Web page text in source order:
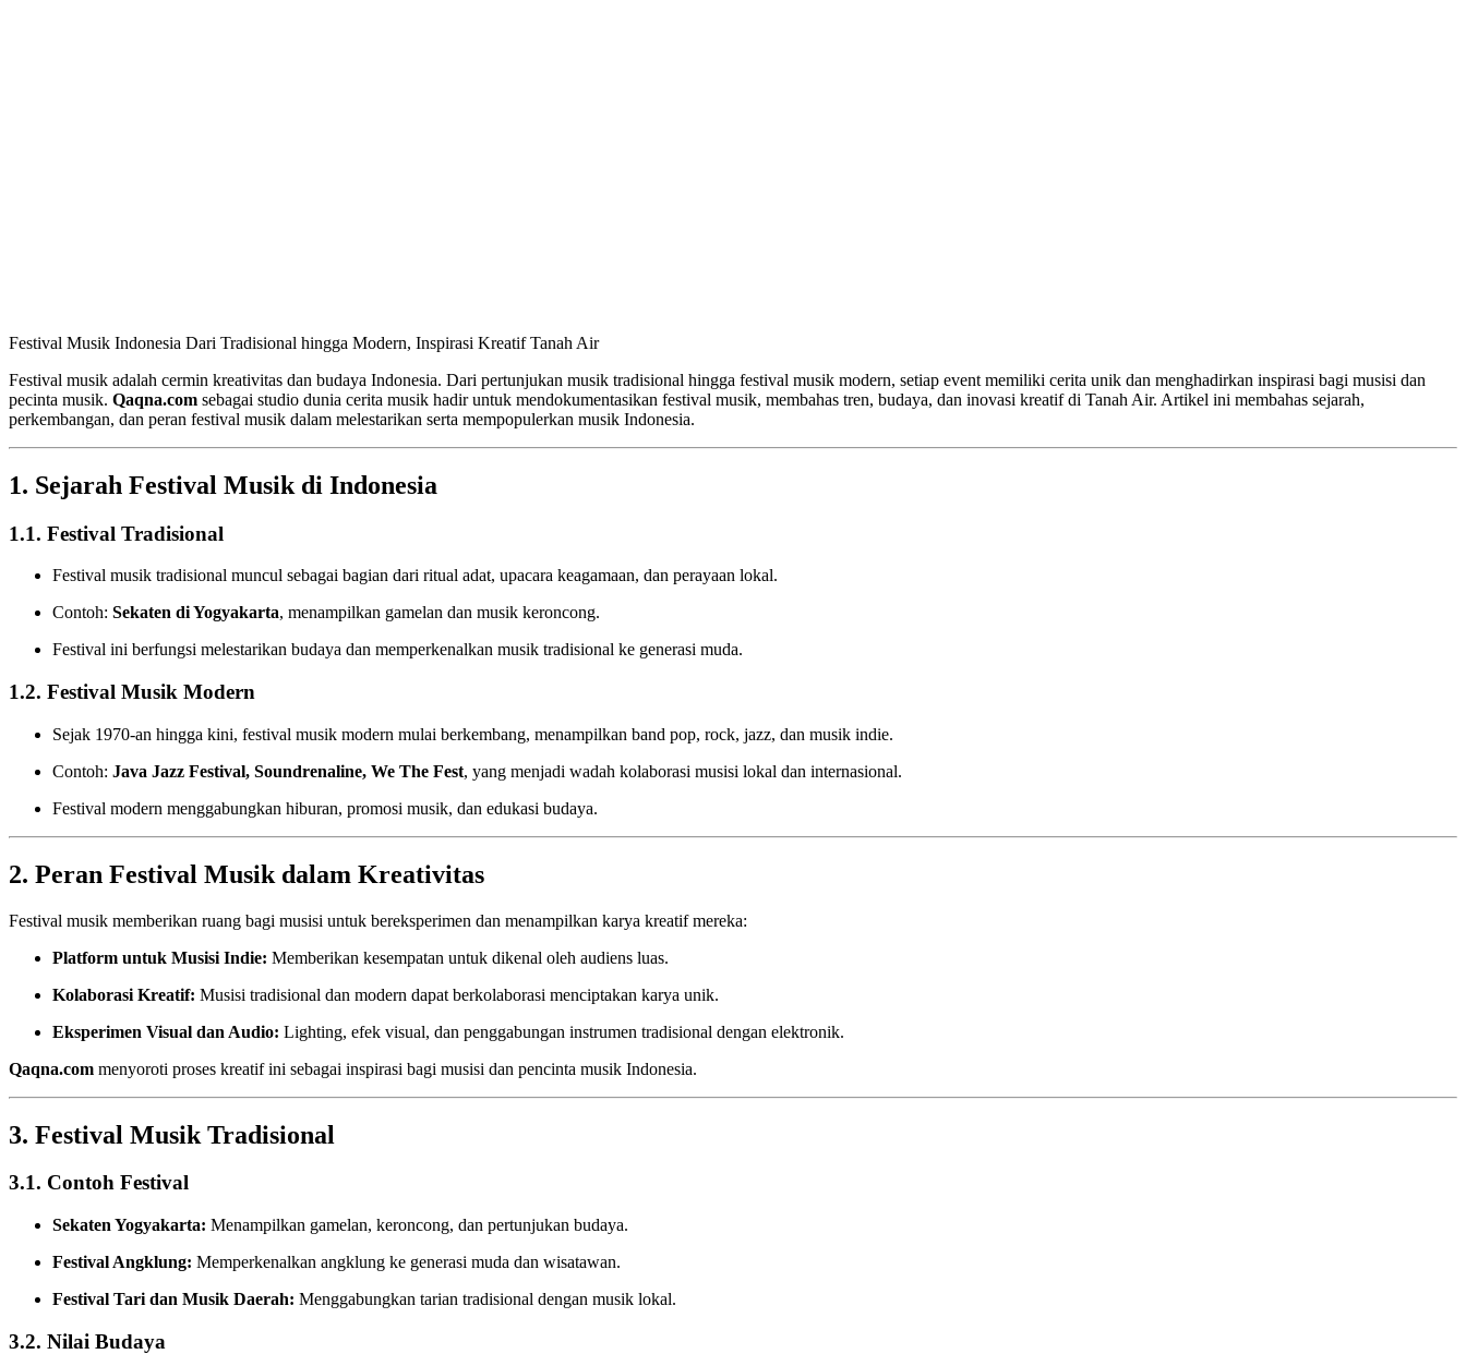
Festival Musik Indonesia Dari Tradisional hingga Modern, Inspirasi Kreatif Tanah Air
Festival musik adalah cermin kreativitas dan budaya Indonesia. Dari pertunjukan musik tradisional hingga festival musik modern, setiap event memiliki cerita unik dan menghadirkan inspirasi bagi musisi dan
pecinta musik. Qaqna.com sebagai studio dunia cerita musik hadir untuk mendokumentasikan festival musik, membahas tren, budaya, dan inovasi kreatif di Tanah Air. Artikel ini membahas sejarah,
perkembangan, dan peran festival musik dalam melestarikan serta mempopulerkan musik Indonesia.
1. Sejarah Festival Musik di Indonesia
1.1. Festival Tradisional
Festival musik tradisional muncul sebagai bagian dari ritual adat, upacara keagamaan, dan perayaan lokal.
Contoh: Sekaten di Yogyakarta, menampilkan gamelan dan musik keroncong.
Festival ini berfungsi melestarikan budaya dan memperkenalkan musik tradisional ke generasi muda.
1.2. Festival Musik Modern
Sejak 1970-an hingga kini, festival musik modern mulai berkembang, menampilkan band pop, rock, jazz, dan musik indie.
Contoh: Java Jazz Festival, Soundrenaline, We The Fest, yang menjadi wadah kolaborasi musisi lokal dan internasional.
Festival modern menggabungkan hiburan, promosi musik, dan edukasi budaya.
2. Peran Festival Musik dalam Kreativitas
Festival musik memberikan ruang bagi musisi untuk bereksperimen dan menampilkan karya kreatif mereka:
Platform untuk Musisi Indie: Memberikan kesempatan untuk dikenal oleh audiens luas.
Kolaborasi Kreatif: Musisi tradisional dan modern dapat berkolaborasi menciptakan karya unik.
Eksperimen Visual dan Audio: Lighting, efek visual, dan penggabungan instrumen tradisional dengan elektronik.
Qaqna.com menyoroti proses kreatif ini sebagai inspirasi bagi musisi dan pencinta musik Indonesia.
3. Festival Musik Tradisional
3.1. Contoh Festival
Sekaten Yogyakarta: Menampilkan gamelan, keroncong, dan pertunjukan budaya.
Festival Angklung: Memperkenalkan angklung ke generasi muda dan wisatawan.
Festival Tari dan Musik Daerah: Menggabungkan tarian tradisional dengan musik lokal.
3.2. Nilai Budaya